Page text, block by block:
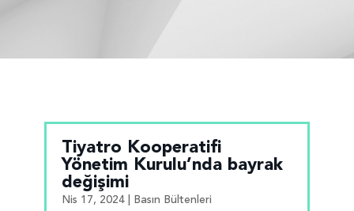
Tiyatro Kooperatifi
Yönetim Kurulu’nda bayrak
değişimi
Nis 17, 2024 Basın Bültenleri